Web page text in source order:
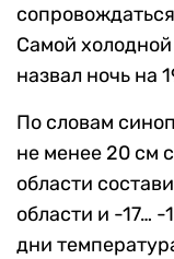
Самой
назвал ночь на
По словам
не менее 20 см
области
области и -17…
дни